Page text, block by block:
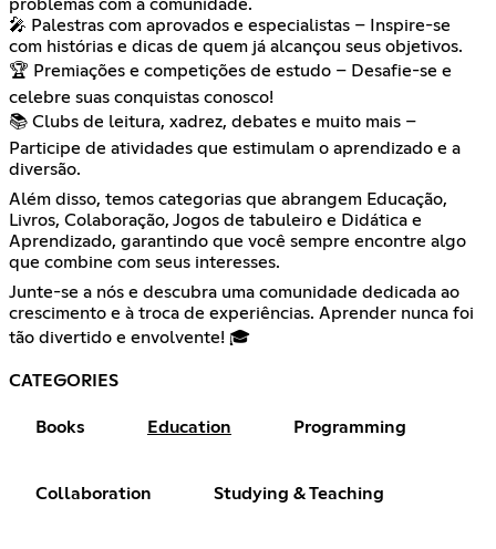
problemas com a comunidade.
🎤 Palestras com aprovados e especialistas – Inspire-se
com histórias e dicas de quem já alcançou seus objetivos.
🏆 Premiações e competições de estudo – Desafie-se e
celebre suas conquistas conosco!
📚 Clubs de leitura, xadrez, debates e muito mais –
Participe de atividades que estimulam o aprendizado e a
diversão.
Além disso, temos categorias que abrangem Educação,
Livros, Colaboração, Jogos de tabuleiro e Didática e
Aprendizado, garantindo que você sempre encontre algo
que combine com seus interesses.
Junte-se a nós e descubra uma comunidade dedicada ao
crescimento e à troca de experiências. Aprender nunca foi
tão divertido e envolvente! 🎓
CATEGORIES
Books Education Programming
Collaboration Studying & Teaching